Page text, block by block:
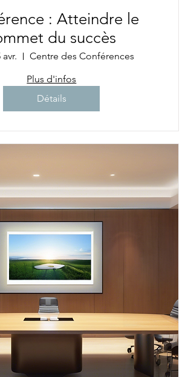
: Atteindre le
du succès
Centre des Conférences
Plus d'infos
Détails